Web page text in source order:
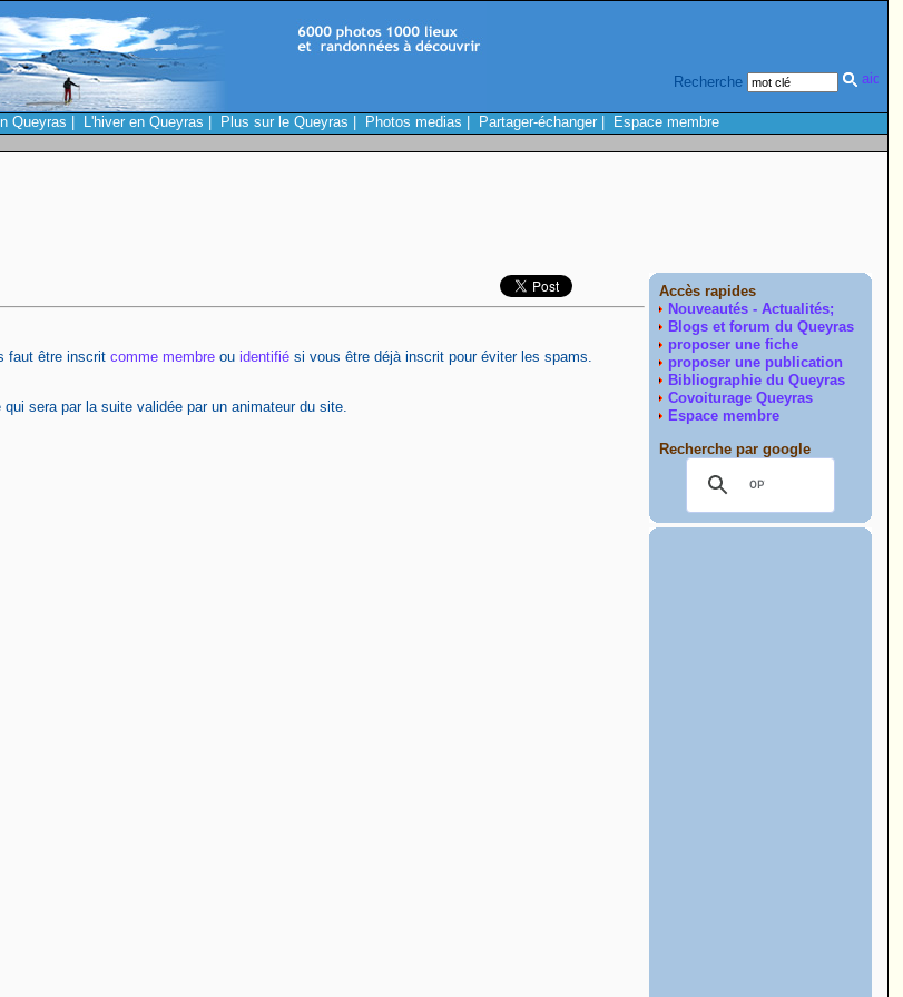
Recherche
Queyras L'hiver en Queyras Plus sur le Queyras Photos medias Partager-échanger|
Espace membre
faut être inscrit comme membreou identifiési vous être déjà inscrit pour éviter les spams.
sera par la suite validée par un animateur du site.
Accès rapides
Nouveautés - Actualités;
Blogs et forum du Queyras
proposer une fiche
proposer une publication
Bibliographie du Queyras
Covoiturage Queyras
Espace membre
Recherche par google